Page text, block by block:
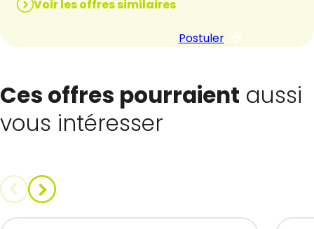
Voir les offres similaires
Postuler
Ces offres pourraient aussi
vous intéresser